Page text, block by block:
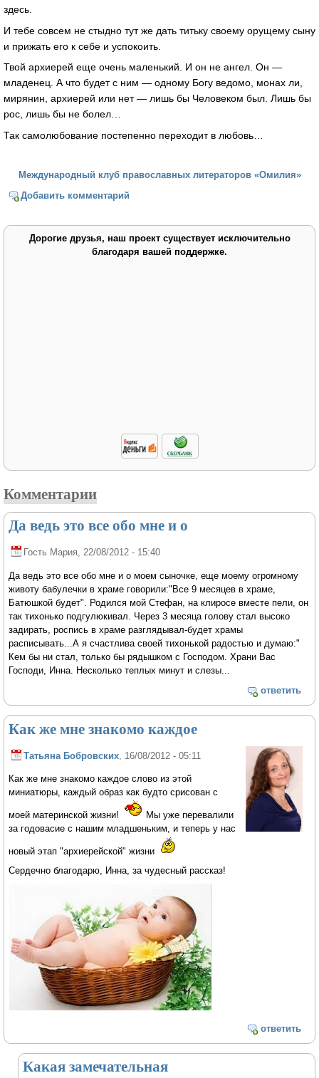
здесь.
И тебе совсем не стыдно тут же дать титьку своему орущему сыну
и прижать его к себе и успокоить.
Твой архиерей еще очень маленький. И он не ангел. Он —
младенец. А что будет с ним — одному Богу ведомо, монах ли,
мирянин, архиерей или нет — лишь бы Человеком был. Лишь бы
рос, лишь бы не болел…
Так самолюбование постепенно переходит в любовь…
Международный клуб православных литераторов «Омилия»
Добавить комментарий
Дорогие друзья, наш проект существует исключительно
благодаря вашей поддержке.
Комментарии
Да ведь это все обо мне и о
Гость Мария , 22/08/2012 - 15:40
Да ведь это все обо мне и о моем сыночке, еще моему огромному
животу бабулечки в храме говорили:"Все 9 месяцев в храме,
Батюшкой будет". Родился мой Стефан, на клиросе вместе пели, он
так тихонько подгулюкивал. Через 3 месяца голову стал высоко
задирать, роспись в храме разглядывал-будет храмы
расписывать...А я счастлива своей тихонькой радостью и думаю:"
Кем бы ни стал, только бы рядышком с Господом. Храни Вас
Господи, Инна. Несколько теплых минут и слезы...
ответить
Как же мне знакомо каждое
Татьяна Бобровских , 16/08/2012 - 05:11
Как же мне знакомо каждое слово из этой
миниатюры, каждый образ как будто срисован с
моей материнской жизни!
Мы уже перевалили
за годовасие с нашим младшеньким, и теперь у нас
новый этап "архиерейской" жизни
Сердечно благодарю, Инна, за чудесный рассказ!
ответить
Какая замечательная